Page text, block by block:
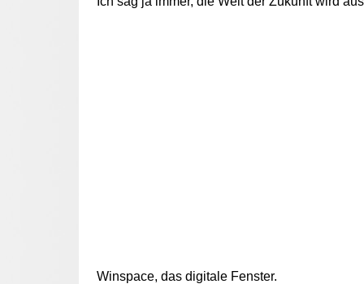
Winspace, das digitale Fenster.